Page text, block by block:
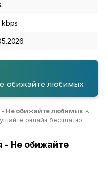
kbps
обижайте любимых
- Не обижайте любимых в
онлайн бесплатно
- Не обижайте